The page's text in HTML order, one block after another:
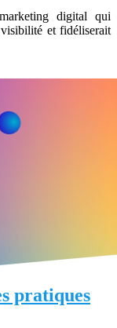
digital qui
et fidéliserait
pratiques